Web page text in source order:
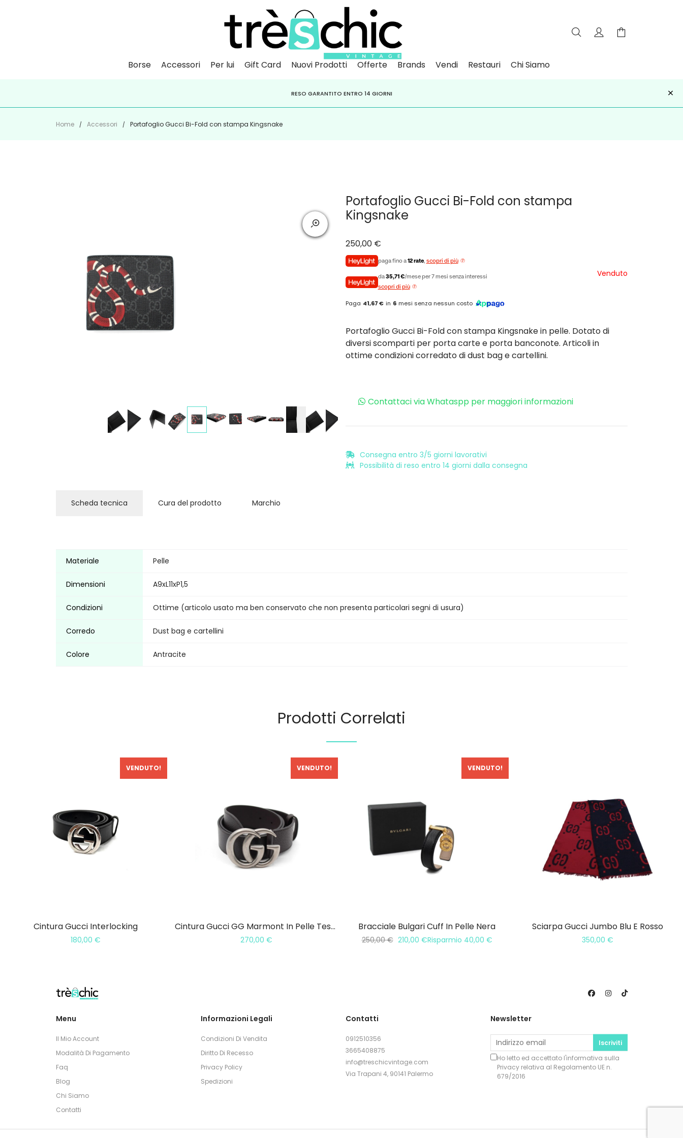
Borse Accessori Per lui Gift Card Nuovi Prodotti Offerte Brands Vendi Restauri Chi Siamo
PAGA A RATE CONKLARNA,HEYLIGHT,APPAGO
ISCRIVITI ALLA NEWSLETTER PER NON PERDERE SCONTI E OFFERTE IMPERDIBILI!
RESO GARANTITO ENTRO 14 GIORNI ×
Home Accessori Portafoglio Gucci Bi-Fold con stampa Kingsnake
Portafoglio Gucci Bi-Fold con stampa
Kingsnake
250,00 €
paga fino a12 rate, scopri di più
da35,71 €/mese per 7 mesi senza interessi
scopri di più
Paga 41,67 € in 6 mesi senza nessun costo
Venduto
Portafoglio Gucci Bi-Fold con stampa Kingsnake in pelle. Dotato di
diversi scomparti per porta carte e porta banconote. Articoli in
ottime condizioni corredato di dust bag e cartellini.
Contattaci via Whataspp per maggiori informazioni
Consegna entro 3/5 giorni lavorativi
Possibilità di reso entro 14 giorni dalla consegna
Scheda tecnica Cura del prodotto Marchio
Materiale Pelle
Dimensioni A9xL11xP1,5
Condizioni Ottime (articolo usato ma ben conservato che non presenta particolari segni di usura)
Corredo Dust bag e cartellini
Colore Antracite
Prodotti Correlati
VENDUTO!
Cintura Gucci Interlocking
180,00 €
VENDUTO!
Cintura Gucci GG Marmont In Pelle Testa Di Moro
270,00 €
In Saldo!
VENDUTO!
Bracciale Bulgari Cuff In Pelle Nera
250,00€ 210,00 €Risparmio 40,00 €
Sciarpa Gucci Jumbo Blu E Rosso
350,00 €
Menu
Il Mio Account
Modalità Di Pagamento
Faq
Blog
Chi Siamo
Contatti
Informazioni Legali
Condizioni Di Vendita
Diritto Di Recesso
Privacy Policy
Spedizioni
Contatti
0912510356
3665408875
info@treschicvintage.com
Via Trapani 4, 90141 Palermo
Newsletter
Iscriviti
Ho letto ed accettato l'informativa sulla
Privacyrelativa al Regolamento UE n.
679/2016